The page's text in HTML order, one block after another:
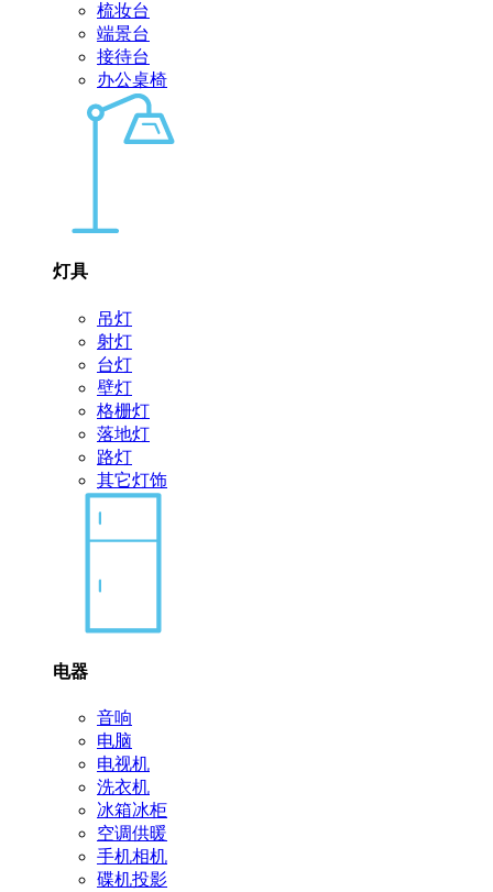
梳妆台
端景台
接待台
办公桌椅
灯具
吊灯
射灯
台灯
壁灯
格栅灯
落地灯
路灯
其它灯饰
电器
音响
电脑
电视机
洗衣机
冰箱冰柜
空调供暖
手机相机
碟机投影